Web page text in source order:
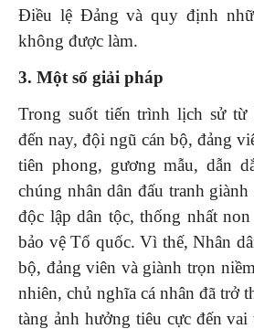
Điều lệ Đảng và quy định
không được làm.
3. Một số giải pháp
Trong suốt tiến trình lịch sử
đến nay, đội ngũ cán bộ, đảng
tiên phong, gương mẫu, dẫn
chúng nhân dân đấu tranh
độc lập dân tộc, thống nhất
bảo vệ Tổ quốc. Vì thế, Nhân
bộ, đảng viên và giành trọn
nhiên, chủ nghĩa cá nhân đã trở
tàng ảnh hưởng tiêu cực đến